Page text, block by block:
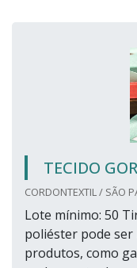
TECIDO
CORDONTEXTIL / SÃO
Lote mínimo: 50
poliéster pode ser
produtos, como